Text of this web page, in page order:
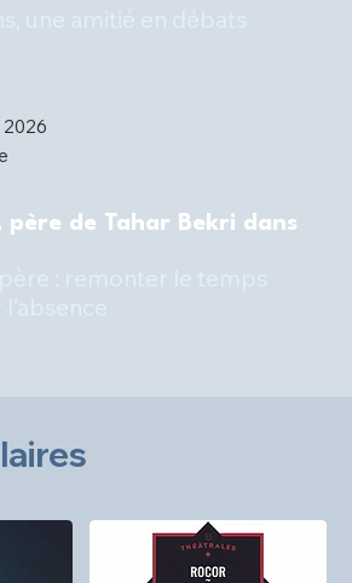
2026
père de Tahar Bekri dans